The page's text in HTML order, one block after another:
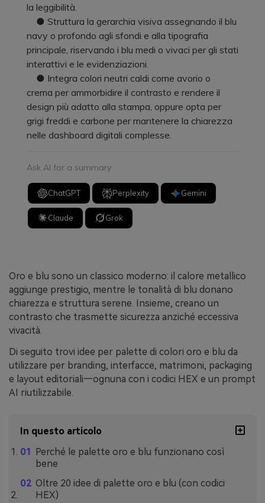
la leggibilità.
● Struttura la gerarchia visiva assegnando il blu
navy o profondo agli sfondi e alla tipografia
principale, riservando i blu medi o vivaci per gli stati
interattivi e le evidenziazioni.
● Integra colori neutri caldi come avorio o
crema per ammorbidire il contrasto e rendere il
design più adatto alla stampa, oppure opta per
grigi freddi e carbone per mantenere la chiarezza
nelle dashboard digitali complesse.
Ask AI for a summary
ChatGPT Perplexity Gemini
Claude Grok
Oro e blu sono un classico moderno: il calore metallico
aggiunge prestigio, mentre le tonalità di blu donano
chiarezza e struttura serene. Insieme, creano un
contrasto che trasmette sicurezza anziché eccessiva
vivacità.
Di seguito trovi idee per palette di colori oro e blu da
utilizzare per branding, interfacce, matrimoni, packaging
e layout editoriali—ognuna con i codici HEX e un prompt
AI riutilizzabile.
In questo articolo
Perché le palette oro e blu funzionano così
bene
Oltre 20 idee di palette oro e blu (con codici
HEX)